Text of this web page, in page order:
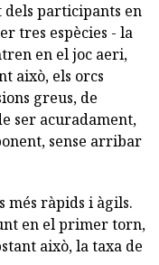
dels participants en
tres espècies - la
en el joc aeri,
això, els orcs
greus, de
ser acuradament,
sense arribar
més ràpids i àgils.
en el primer torn,
això, la taxa de